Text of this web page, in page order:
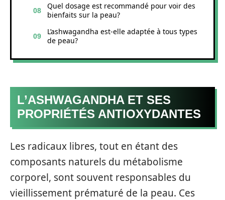
Quel dosage est recommandé pour voir des
bienfaits sur la peau?
L’ashwagandha est-elle adaptée à tous types
de peau?
L’ASHWAGANDHA ET SES
PROPRIÉTÉS ANTIOXYDANTES
Les radicaux libres, tout en étant des
composants naturels du métabolisme
corporel, sont souvent responsables du
vieillissement prématuré de la peau. Ces